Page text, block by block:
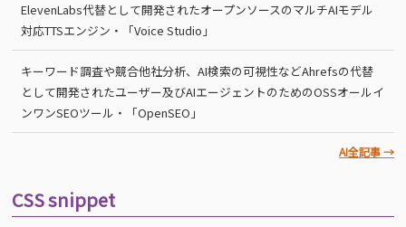
ElevenLabs代替として開発されたオープンソースのマルチAIモデル
対応TTSエンジン・「Voice Studio」
キーワード調査や競合他社分析、AI検索の可視性などAhrefsの代替
として開発されたユーザー及びAIエージェントのためのOSSオールイ
ンワンSEOツール・「OpenSEO」
AI全記事 →
CSS snippet